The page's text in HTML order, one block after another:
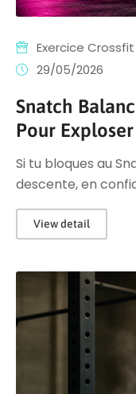
Exercice Crossfit
29/05/2026
Snatch
Pour
Si tu bloques au
descente, en
View detail